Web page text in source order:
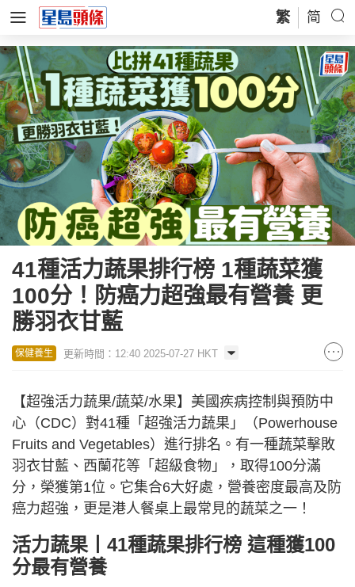
繁 简
41種活力蔬果排行榜 1種蔬菜獲
100分！防癌力超強最有營養 更
勝羽衣甘藍
保健養生 更新時間：12:40 2025-07-27 HKT
【超強活力蔬果/蔬菜/水果】美國疾病控制與預防中
心（CDC）對41種「超強活力蔬果」（Powerhouse
Fruits and Vegetables）進行排名。有一種蔬菜擊敗
羽衣甘藍、西蘭花等「超級食物」，取得100分滿
分，榮獲第1位。它集合6大好處，營養密度最高及防
癌力超強，更是港人餐桌上最常見的蔬菜之一！
活力蔬果丨41種蔬果排行榜 這種獲100
分最有營養